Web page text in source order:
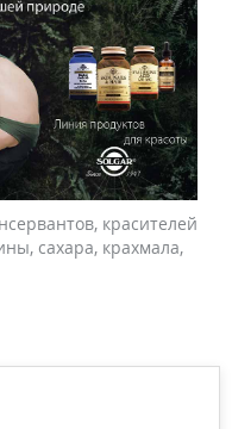
красителей
сахара, крахмала,